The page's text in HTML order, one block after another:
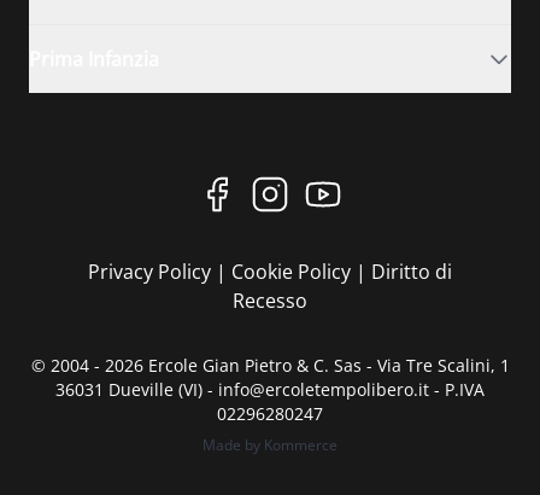
Privacy Policy | Cookie Policy | Diritto di
Recesso
© 2004 - 2026 Ercole Gian Pietro & C. Sas - Via Tre Scalini, 1
36031 Dueville (VI) - info@ercoletempolibero.it - P.IVA
02296280247
Made by Kommerce